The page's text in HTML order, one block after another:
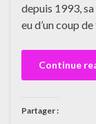
depuis 1993,
eu d’un coup
Continue
Partager :